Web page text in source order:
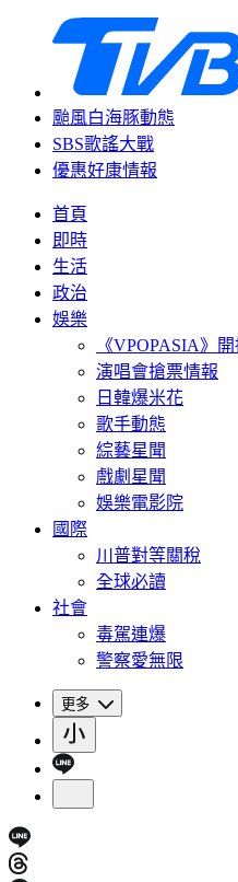
颱風白海豚動態
SBS歌謠大戰
優惠好康情報
首頁
即時
生活
政治
娛樂
《VPOPASIA》
演唱會搶票情報
日韓爆米花
歌手動態
綜藝星聞
戲劇星聞
娛樂電影院
國際
川普對等關稅
全球必讀
社會
毒駕連爆
警察愛無限
更多